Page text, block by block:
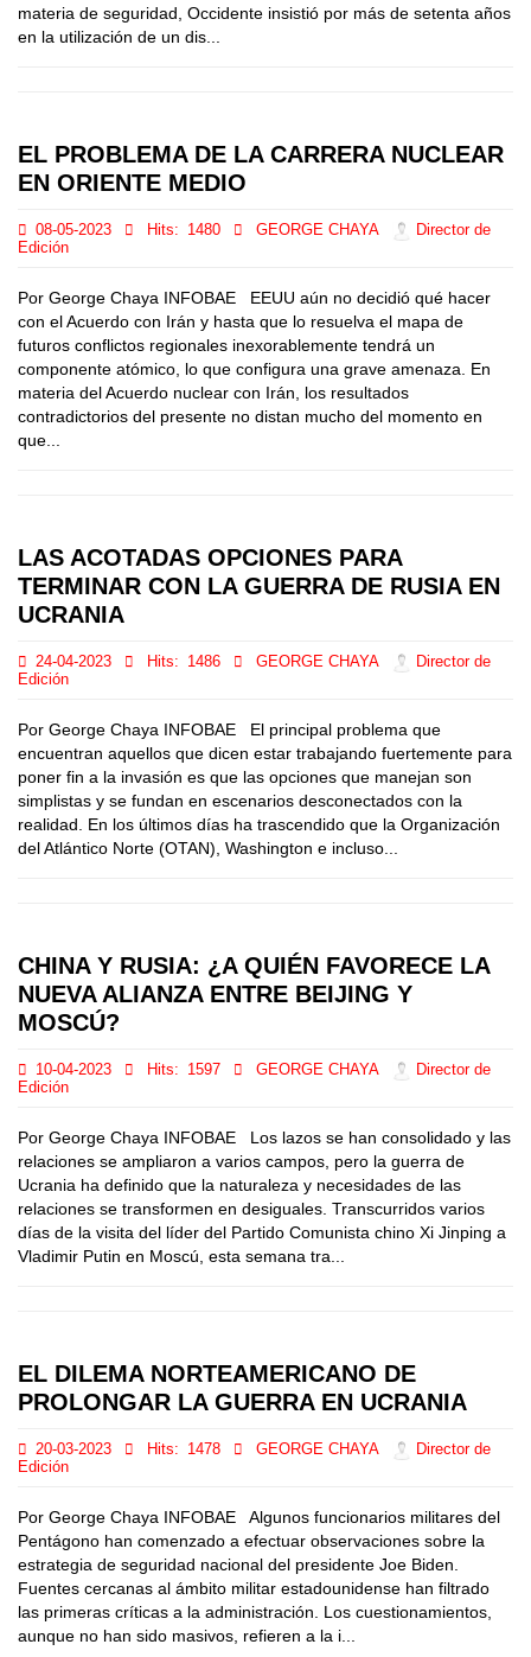
materia de seguridad, Occidente insistió por más de setenta años
en la utilización de un dis...
EL PROBLEMA DE LA CARRERA NUCLEAR
EN ORIENTE MEDIO
08-05-2023 Hits: 1480 GEORGE CHAYA
Director de
Edición
Por George Chaya INFOBAE EEUU aún no decidió qué hacer
con el Acuerdo con Irán y hasta que lo resuelva el mapa de
futuros conflictos regionales inexorablemente tendrá un
componente atómico, lo que configura una grave amenaza. En
materia del Acuerdo nuclear con Irán, los resultados
contradictorios del presente no distan mucho del momento en
que...
LAS ACOTADAS OPCIONES PARA
TERMINAR CON LA GUERRA DE RUSIA EN
UCRANIA
24-04-2023 Hits: 1486 GEORGE CHAYA
Director de
Edición
Por George Chaya INFOBAE El principal problema que
encuentran aquellos que dicen estar trabajando fuertemente para
poner fin a la invasión es que las opciones que manejan son
simplistas y se fundan en escenarios desconectados con la
realidad. En los últimos días ha trascendido que la Organización
del Atlántico Norte (OTAN), Washington e incluso...
CHINA Y RUSIA: ¿A QUIÉN FAVORECE LA
NUEVA ALIANZA ENTRE BEIJING Y
MOSCÚ?
10-04-2023 Hits: 1597 GEORGE CHAYA
Director de
Edición
Por George Chaya INFOBAE Los lazos se han consolidado y las
relaciones se ampliaron a varios campos, pero la guerra de
Ucrania ha definido que la naturaleza y necesidades de las
relaciones se transformen en desiguales. Transcurridos varios
días de la visita del líder del Partido Comunista chino Xi Jinping a
Vladimir Putin en Moscú, esta semana tra...
EL DILEMA NORTEAMERICANO DE
PROLONGAR LA GUERRA EN UCRANIA
20-03-2023 Hits: 1478 GEORGE CHAYA
Director de
Edición
Por George Chaya INFOBAE Algunos funcionarios militares del
Pentágono han comenzado a efectuar observaciones sobre la
estrategia de seguridad nacional del presidente Joe Biden.
Fuentes cercanas al ámbito militar estadounidense han filtrado
las primeras críticas a la administración. Los cuestionamientos,
aunque no han sido masivos, refieren a la i...